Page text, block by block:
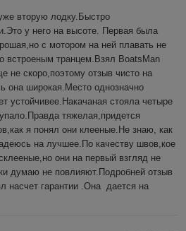
вторую лодку.Быстро
у него на высоте. Первая была
с мотором на ней плавать не
встроеным транцем.Взял BoatsMan
не скоро,поэтому отзыв чисто на
она широкая.Место однозначно
устойчивее.Накачаная стояла четыре
тяжелая,придется
я понял они клееные.Не знаю, как
на лучшее.По качеству швов,кое
они на первый взгляд не
думаю не повлияют.Подробней отзыв
насчет гарантии .Она  дается на